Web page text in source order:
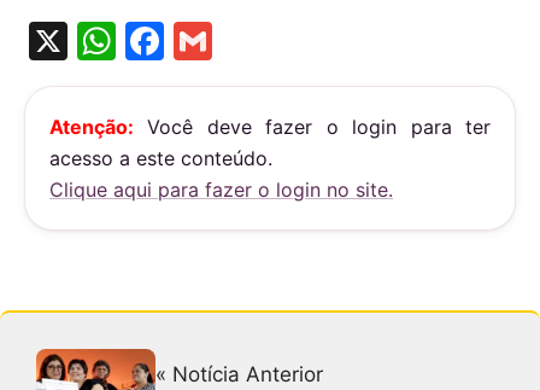
X
W
h
at
s
A
p
F
a
c
e
b
o
k
m
ai
l
Atenção: Você deve fazer o login para ter
acesso a este conteúdo.
Clique aqui para fazer o login no site.
« Notícia Anterior